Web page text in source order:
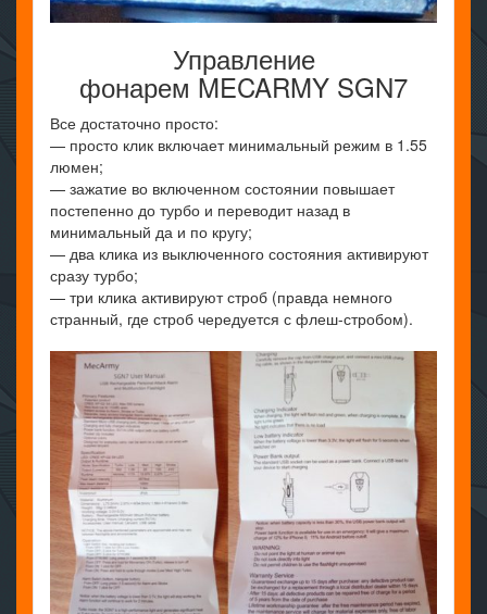
Управление
фонарем MECARMY SGN7
Все достаточно просто:
— просто клик включает минимальный режим в 1.55
люмен;
— зажатие во включенном состоянии повышает
постепенно до турбо и переводит назад в
минимальный да и по кругу;
— два клика из выключенного состояния активируют
сразу турбо;
— три клика активируют строб (правда немного
странный, где строб чередуется с флеш-стробом).